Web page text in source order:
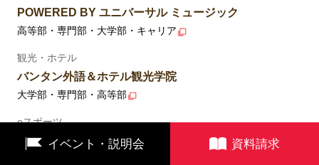
イベント・説明会 資料請求
POWERED BY ユニバーサル ミュージック
高等部・専門部・大学部・キャリア
観光・ホテル
バンタン外語＆ホテル観光学院
大学部・専門部・高等部
eスポーツ
ZETA DIVISIONゲーミングアカデミー